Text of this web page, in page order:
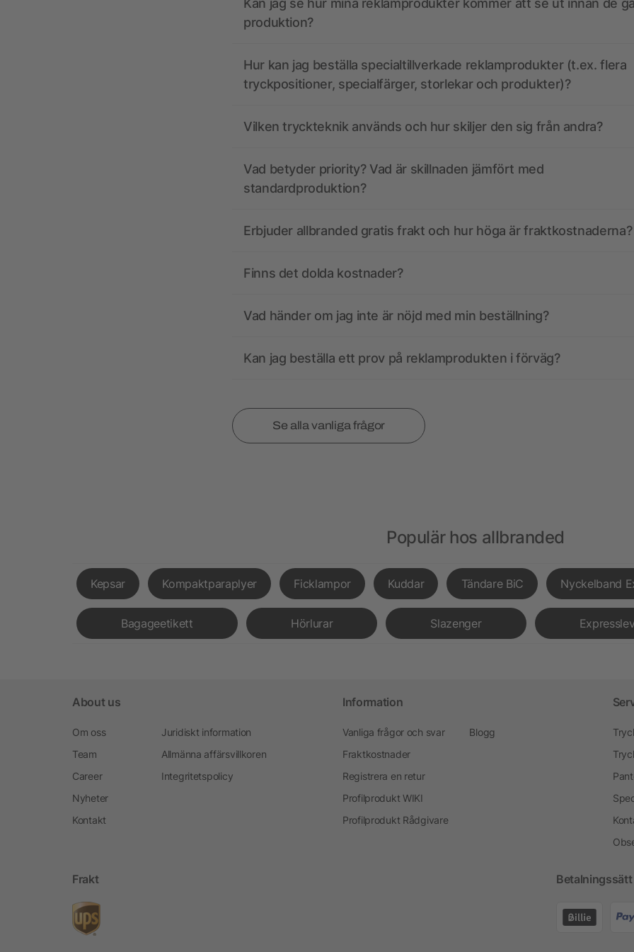
Kan jag se hur mina reklamprodukter kommer att se ut innan de
produktion?
Hur kan jag beställa specialtillverkade reklamprodukter (t.ex. flera
tryckpositioner, specialfärger, storlekar och produkter)?
Vilken tryckteknik används och hur skiljer den sig från andra?
Vad betyder priority? Vad är skillnaden jämfört med
standardproduktion?
Erbjuder allbranded gratis frakt och hur höga är fraktkostnaderna?
Finns det dolda kostnader?
Vad händer om jag inte är nöjd med min beställning?
Kan jag beställa ett prov på reklamprodukten i förväg?
Se alla vanliga frågor
Populär hos allbranded
Kepsar Kompaktparaplyer Ficklampor Kuddar Tändare BiC Nyckelband
Bagageetikett Hörlurar Slazenger
About us
Om oss
Team
Career
Nyheter
Kontakt
Juridiskt information
Allmänna affärsvillkoren
Integritetspolicy
Information
Vanliga frågor och svar
Fraktkostnader
Registrera en retur
Profilprodukt WIKI
Profilprodukt Rådgivare
Blogg
Frakt Betalningssätt